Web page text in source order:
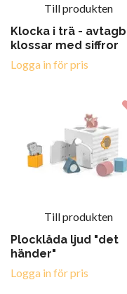
Till produkten
Klocka i trä -
klossar med siffror
Logga in för pris
Till produkten
Plocklåda ljud "det
händer"
Logga in för pris